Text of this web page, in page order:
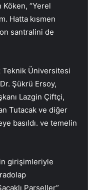
“Yerel
Hatta kısmen
santralini de
Teknik Üniversitesi
Şükrü Ersoy,
Lazgin Çiftçi,
Tutacak ve diğer
basıldı. ve temelin
girişimleriyle
Parseller”